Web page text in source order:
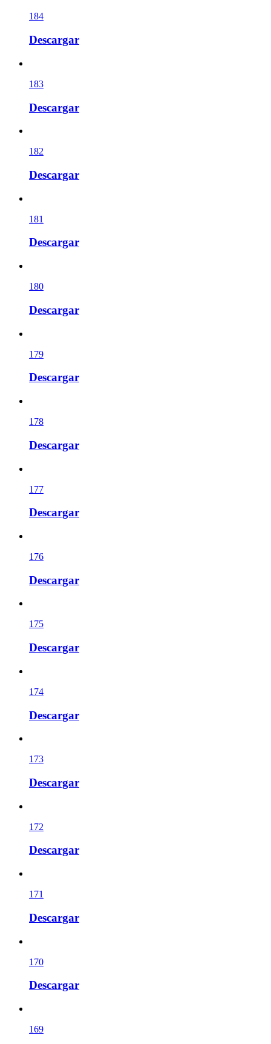
184
Descargar
183
Descargar
182
Descargar
181
Descargar
180
Descargar
179
Descargar
178
Descargar
177
Descargar
176
Descargar
175
Descargar
174
Descargar
173
Descargar
172
Descargar
171
Descargar
170
Descargar
169